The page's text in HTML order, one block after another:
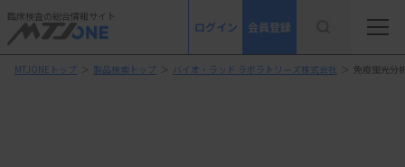
臨床検査の総合情報サイト
ログイン 会員登録
MTJONEトップ ＞ 製品検索トップ ＞ バイオ・ラッド ラボラトリーズ株式会社 ＞ 免疫蛍光分